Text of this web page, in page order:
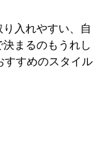
入れやすい、自
まるのもうれし
すすめのスタイル